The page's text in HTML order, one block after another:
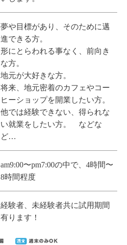
夢や目標があり、そのために邁
進できる方。
形にとらわれる事なく、前向き
な方。
地元が大好きな方。
将来、地元密着のカフェやコー
ヒーショップを開業したい方。
他では経験できない、得られな
い就業をしたい方。 などな
ど…
am9:00〜pm7:00の中で、4時間〜
8時間程度
経験者、未経験者共に試用期間
有ります！